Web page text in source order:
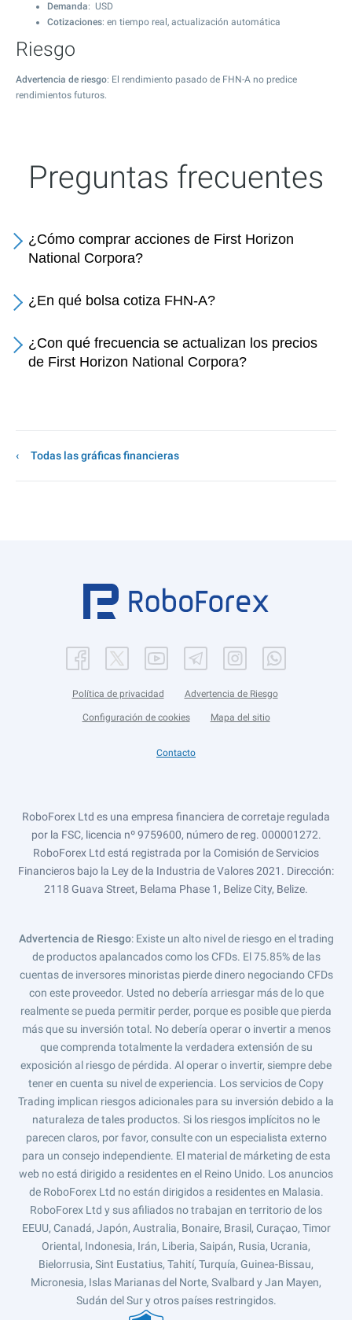
Demanda: USD
Cotizaciones: en tiempo real, actualización automática
Riesgo
Advertencia de riesgo: El rendimiento pasado de FHN-A no predice
rendimientos futuros.
Preguntas frecuentes
¿Cómo comprar acciones de First Horizon
National Corpora?
¿En qué bolsa cotiza FHN-A?
¿Con qué frecuencia se actualizan los precios
de First Horizon National Corpora?
Todas las gráficas financieras
Política de privacidad Advertencia de Riesgo
Configuración de cookies Mapa del sitio
Contacto
RoboForex Ltd es una empresa financiera de corretaje regulada
por la FSC, licencia nº 9759600, número de reg. 000001272.
RoboForex Ltd está registrada por la Comisión de Servicios
Financieros bajo la Ley de la Industria de Valores 2021. Dirección:
2118 Guava Street, Belama Phase 1, Belize City, Belize.
Advertencia de Riesgo: Existe un alto nivel de riesgo en el trading
de productos apalancados como los CFDs. El 75.85% de las
cuentas de inversores minoristas pierde dinero negociando CFDs
con este proveedor. Usted no debería arriesgar más de lo que
realmente se pueda permitir perder, porque es posible que pierda
más que su inversión total. No debería operar o invertir a menos
que comprenda totalmente la verdadera extensión de su
exposición al riesgo de pérdida. Al operar o invertir, siempre debe
tener en cuenta su nivel de experiencia. Los servicios de Copy
Trading implican riesgos adicionales para su inversión debido a la
naturaleza de tales productos. Si los riesgos implícitos no le
parecen claros, por favor, consulte con un especialista externo
para un consejo independiente. El material de márketing de esta
web no está dirigido a residentes en el Reino Unido. Los anuncios
de RoboForex Ltd no están dirigidos a residentes en Malasia.
RoboForex Ltd y sus afiliados no trabajan en territorio de los
EEUU, Canadá, Japón, Australia, Bonaire, Brasil, Curaçao, Timor
Oriental, Indonesia, Irán, Liberia, Saipán, Rusia, Ucrania,
Bielorrusia, Sint Eustatius, Tahití, Turquía, Guinea-Bissau,
Micronesia, Islas Marianas del Norte, Svalbard y Jan Mayen,
Sudán del Sur y otros países restringidos.